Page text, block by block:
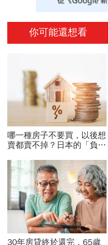
你可能還想看
哪一種房子不要買，以後想
賣都賣不掉？日本的「負動
專家教避3大地雷屋
30年房貸終於還完，65歲